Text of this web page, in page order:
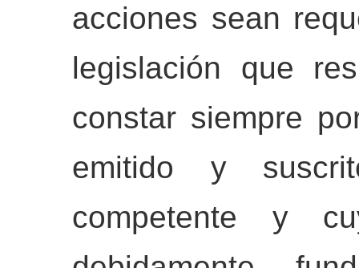
acciones sean
legislación que
constar siempre
emitido y
competente y